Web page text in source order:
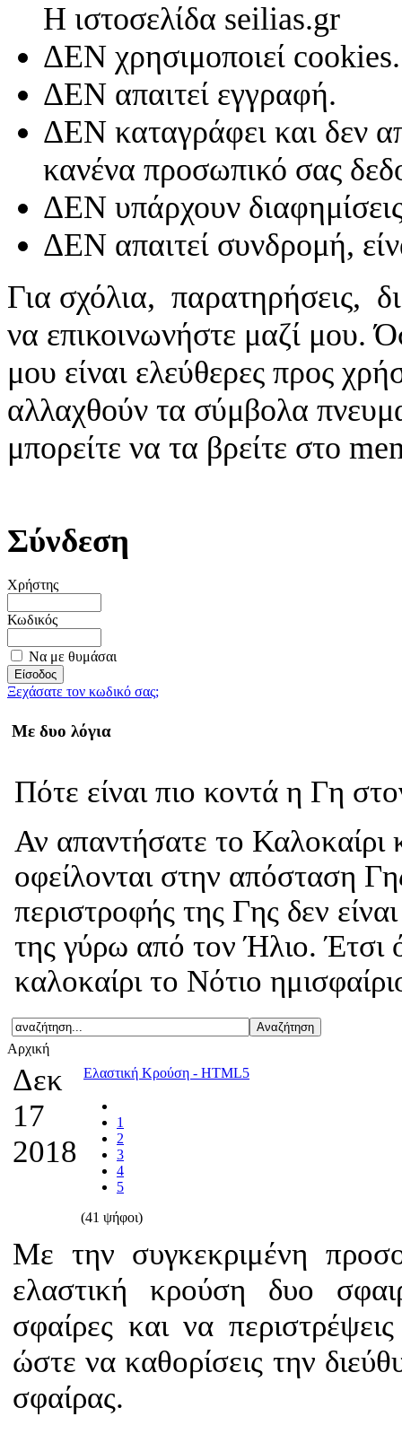
Η ιστοσελίδα seilias.gr
ΔΕΝ χρησιμοποιεί cookies.
ΔΕΝ απαιτεί εγγραφή.
ΔΕΝ καταγράφει και δεν
κανένα προσωπικό σας
ΔΕΝ υπάρχουν
ΔΕΝ απαιτεί συνδρομή,
Για σχόλια, παρατηρήσεις,
να επικοινωνήστε μαζί μου.
μου είναι ελεύθερες προς
αλλαχθούν τα σύμβολα
μπορείτε να τα βρείτε στο
Σύνδεση
Χρήστης
Κωδικός
Να με θυμάσαι
Ξεχάσατε τον κωδικό σας;
Με δυο λόγια
Πότε είναι πιο κοντά η Γη
Αν απαντήσατε το Καλοκαίρι
οφείλονται στην απόσταση
περιστροφής της Γης δεν
της γύρω από τον Ήλιο. Έτσι
καλοκαίρι το Νότιο
Αρχική
Δεκ
17
2018
Ελαστική Κρούση - HTML5
1
2
3
4
5
(41 ψήφοι)
Με την συγκεκριμένη
ελαστική κρούση δυο
σφαίρες και να
ώστε να καθορίσεις την
σφαίρας.